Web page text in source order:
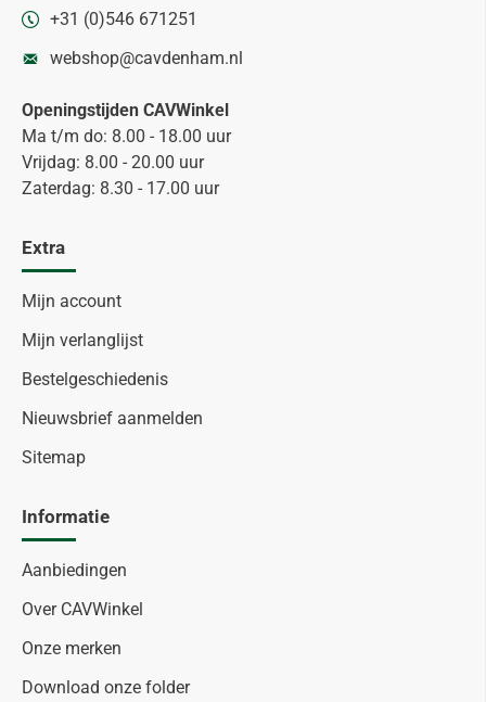
+31 (0)546 671251
webshop@cavdenham.nl
Openingstijden CAVWinkel
Ma t/m do: 8.00 - 18.00 uur
Vrijdag: 8.00 - 20.00 uur
Zaterdag: 8.30 - 17.00 uur
Extra
Mijn account
Mijn verlanglijst
Bestelgeschiedenis
Nieuwsbrief aanmelden
Sitemap
Informatie
Aanbiedingen
Over CAVWinkel
Onze merken
Download onze folder